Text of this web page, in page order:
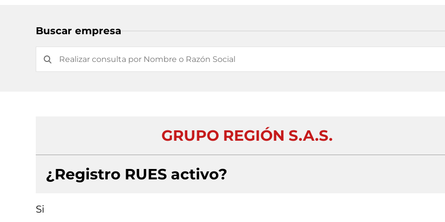
Buscar empresa
GRUPO REGIÓN S.A.S.
¿Registro RUES activo?
Si